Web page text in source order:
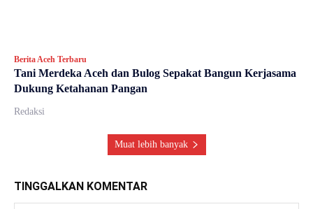
Berita Aceh Terbaru
Tani Merdeka Aceh dan Bulog Sepakat Bangun Kerjasama
Dukung Ketahanan Pangan
Redaksi
Muat lebih banyak
TINGGALKAN KOMENTAR